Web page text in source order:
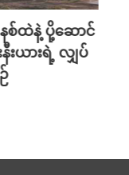
စ်ထဲနဲ့ ပို့ဆောင်
ယားရဲ့ လျှပ်